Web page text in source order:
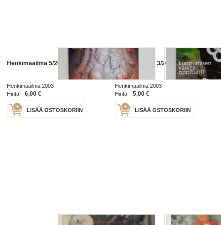
Henkimaailma 5/2003
Henkimaailma 2003
Hinta:
6,00 €
LISÄÄ OSTOSKORIIN
Henkimaailma 3/2003
Henkimaailma 2003
Hinta:
5,00 €
LISÄÄ OSTOSKORIIN